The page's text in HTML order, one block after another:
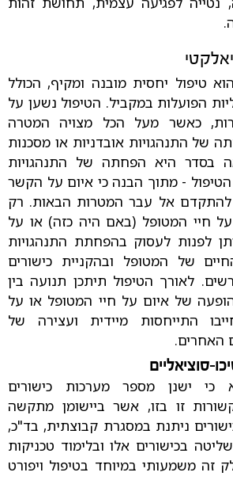
טיפול יחסית מובנה ומקיף, הכולל
הפועלות במקביל. הטיפול נשען על
כאשר מעל הכל מצויה המטרה
של התנהגויות אובדניות או מסכנות
בסדר היא הפחתה של התנהגויות
- מתוך הבנה כי איום על הקשר
להתקדם אל עבר המטרות הבאות. רק
חיי המטופל (באם היה כזה) או על
לפנות לעסוק בהפחתת התנהגויות
של המטופל ובהקניית כישורים
לאורך הטיפול תיתכן תנועה בין
של איום על חיי המטופל או על
התייחסות מיידית ועצירה של
האחרים.
סוציאליים
ישנן מספר מערכות כישורים
זו בזו, אשר ביישומן מתקשה
ניתנת במסגרת קבוצתית, בד"כ,
בכישורים אלו ובלימוד טכניקות
זה משמעותי במיוחד בטיפול ויפורט